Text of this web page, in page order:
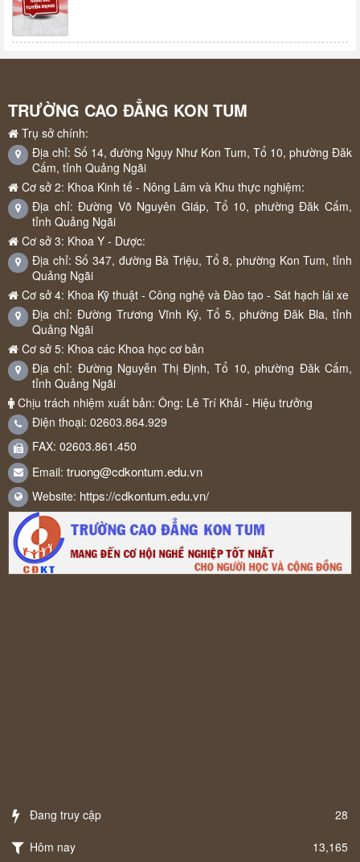
TRƯỜNG CAO ĐẲNG KON TUM
Trụ sở chính:
Địa chỉ: Số 14, đường Ngụy Như Kon Tum, Tổ 10, phường Đăk
Cấm, tỉnh Quảng Ngãi
Cơ sở 2: Khoa Kinh tế - Nông Lâm và Khu thực nghiệm:
Địa chỉ: Đường Võ Nguyên Giáp, Tổ 10, phường Đăk Cấm,
tỉnh Quảng Ngãi
Cơ sở 3: Khoa Y - Dược:
Địa chỉ: Số 347, đường Bà Triệu, Tổ 8, phường Kon Tum, tỉnh
Quảng Ngãi
Cơ sở 4: Khoa Kỹ thuật - Công nghệ và Đào tạo - Sát hạch lái xe
Địa chỉ: Đường Trương Vĩnh Ký, Tổ 5, phường Đăk Bla, tỉnh
Quảng Ngãi
Cơ sở 5: Khoa các Khoa học cơ bản
Địa chỉ: Đường Nguyễn Thị Định, Tổ 10, phường Đăk Cấm,
tỉnh Quảng Ngãi
Chịu trách nhiệm xuất bản: Ông: Lê Trí Khải - Hiệu trưởng
Điện thoại: 02603.864.929
FAX: 02603.861.450
Email: truong@cdkontum.edu.vn
Website: https://cdkontum.edu.vn/
Đang truy cập
28
Hôm nay
13,165